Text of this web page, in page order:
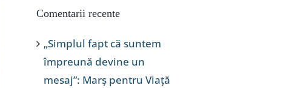
Comentarii recente
„Simplul fapt că suntem
împreună devine un
mesaj”: Marș pentru Viață